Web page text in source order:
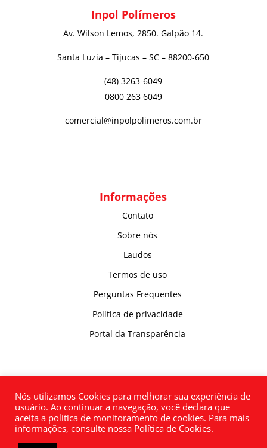
Inpol Polímeros
Av. Wilson Lemos, 2850. Galpão 14.
Santa Luzia – Tijucas – SC – 88200-650
(48) 3263-6049
0800 263 6049
comercial@inpolpolimeros.com.br
Informações
Contato
Sobre nós
Laudos
Termos de uso
Perguntas Frequentes
Política de privacidade
Portal da Transparência
Inpol Indústria e Comércio de Polímeros LTDA
Nós utilizamos Cookies para melhorar sua experiência de
usuário. Ao continuar a navegação, você declara que
aceita a política de monitoramento de cookies. Para mais
informações, consulte nossa Política de Cookies.